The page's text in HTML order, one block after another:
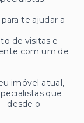
te ajudar a
de visitas e
com um de
imóvel atual,
que
desde o